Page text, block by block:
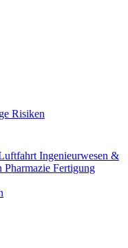
Risiken
Ingenieurwesen &
Pharmazie Fertigung